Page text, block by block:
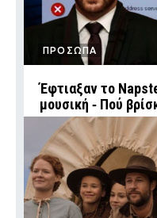
ΠΡΟΣΩΠΑ
Έφτιαξαν το
μουσική ‑ Πού